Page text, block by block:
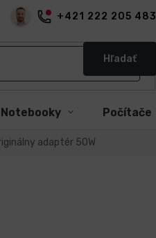
+421 222 205 483
Hľadať
Notebooky Počítače
adaptér 50W